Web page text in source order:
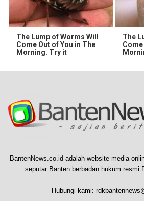
The Lump of Worms Will
Come Out of You in The
Morning. Try it
The
Come
BantenNews.co.id adalah website media
seputar Banten berbadan hukum resmi
Hubungi kami: